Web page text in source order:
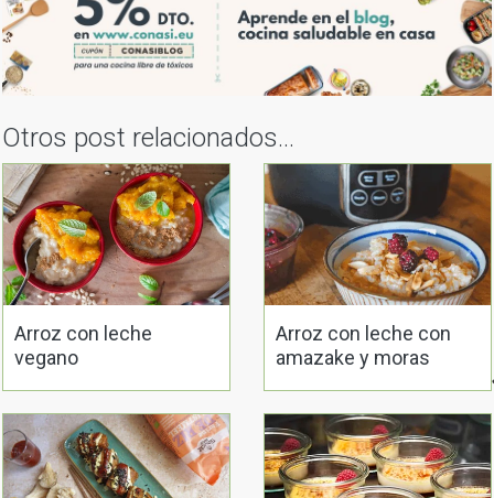
Otros post relacionados...
Arroz con leche
vegano
Arroz con leche con
amazake y moras